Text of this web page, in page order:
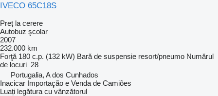
IVECO 65C18S
Preț la cerere
Autobuz şcolar
2007
232.000 km
Forţă 180 c.p. (132 kW) Bară de suspensie resort/pneumo Numărul
de locuri 28
Portugalia, A dos Cunhados
Inacicar Importação e Venda de Camiões
Luați legătura cu vânzătorul